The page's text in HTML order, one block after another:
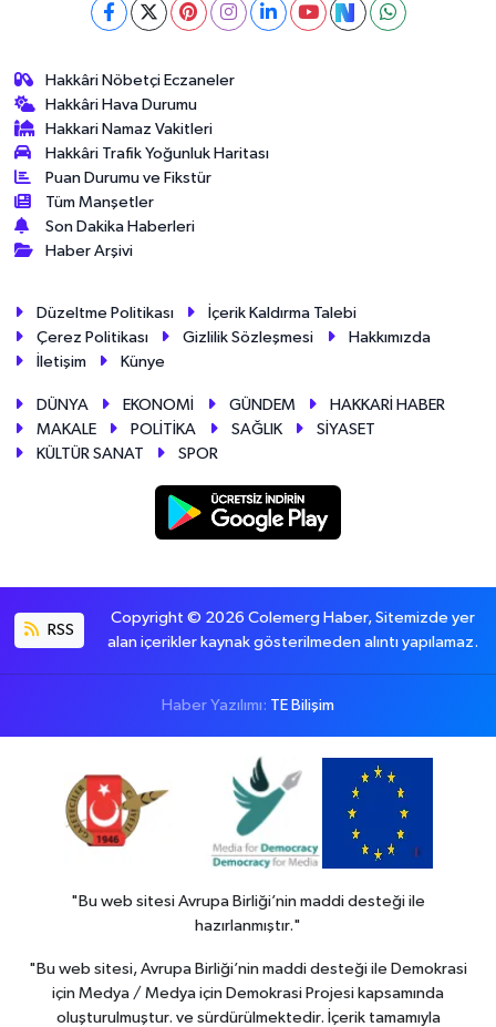
Hakkâri Nöbetçi Eczaneler
Hakkâri Hava Durumu
Hakkari Namaz Vakitleri
Hakkâri Trafik Yoğunluk Haritası
Puan Durumu ve Fikstür
Tüm Manşetler
Son Dakika Haberleri
Haber Arşivi
Düzeltme Politikası
İçerik Kaldırma Talebi
Çerez Politikası
Gizlilik Sözleşmesi
Hakkımızda
İletişim
Künye
DÜNYA EKONOMİ GÜNDEM
HAKKARİ HABER
MAKALE
POLİTİKA SAĞLIK
SİYASET
KÜLTÜR SANAT
SPOR
RSS
Copyright © 2026 Colemerg Haber, Sitemizde yer
alan içerikler kaynak gösterilmeden alıntı yapılamaz.
Haber Yazılımı: TE Bilişim
"Bu web sitesi Avrupa Birliği’nin maddi desteği ile
hazırlanmıştır."
"Bu web sitesi, Avrupa Birliği’nin maddi desteği ile Demokrasi
için Medya / Medya için Demokrasi Projesi kapsamında
oluşturulmuştur. ve sürdürülmektedir. İçerik tamamıyla